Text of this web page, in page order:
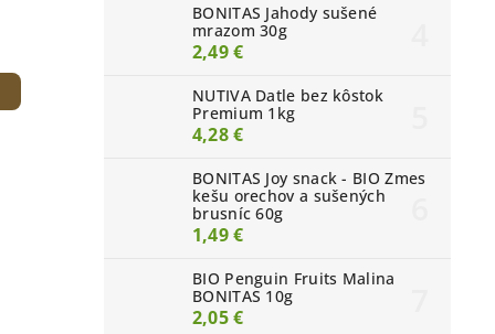
BONITAS Jahody sušené
mrazom 30g
2,49 €
NUTIVA Datle bez kôstok
Premium 1kg
4,28 €
BONITAS Joy snack - BIO Zmes
kešu orechov a sušených
brusníc 60g
1,49 €
BIO Penguin Fruits Malina
BONITAS 10g
2,05 €